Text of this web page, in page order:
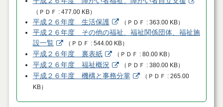
（ ＰＤＦ 477.00 KB）
平成２６年度 生活保護 （ ＰＤＦ 363.00 KB）
平成２６年度 その他の福祉、福祉関係団体、福祉施
設一覧
（ ＰＤＦ 544.00 KB）
平成２６年度 裏表紙 （ ＰＤＦ 80.00 KB）
平成２６年度 福祉概況 （ ＰＤＦ 380.00 KB）
平成２６年度 機構と事務分掌 （ ＰＤＦ
265.00
KB）